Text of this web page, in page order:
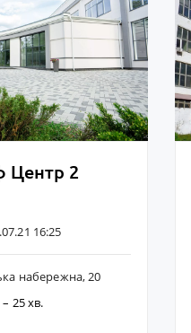
Центр 2
16:25
набережна, 20
– 25 хв.